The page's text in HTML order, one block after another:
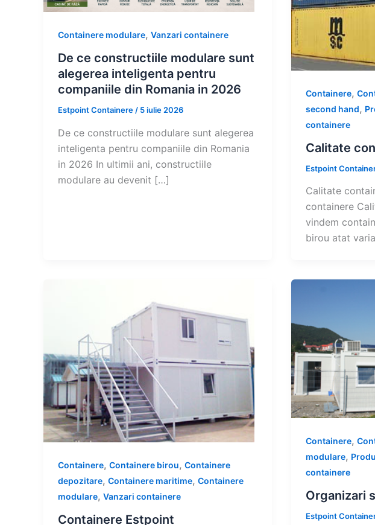
Containere modulare, Vanzari containere
De ce constructiile modulare sunt
alegerea inteligenta pentru
companiile din Romania in 2026
Estpoint Containere / 5 iulie 2026
De ce constructiile modulare sunt alegerea
inteligenta pentru companiile din Romania
in 2026 In ultimii ani, constructiile
modulare au devenit […]
Containere,
second hand,
containere
Calitate
Estpoint
Calitate
containere
vindem
birou atat
Containere, Containere birou, Containere
depozitare, Containere maritime, Containere
modulare, Vanzari containere
Containere Estpoint
Containere,
modulare,
containere
Organizari
Estpoint